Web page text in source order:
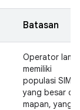
Batasan
Operator lama
memiliki
populasi SIM
yang besar
mapan, yang